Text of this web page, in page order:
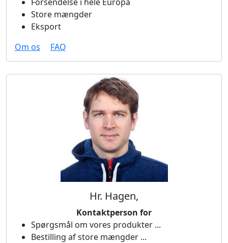
Store mængder
Eksport
Om os
FAQ
Hr. Hagen,
Kontaktperson for
Spørgsmål om vores produkter ...
Bestilling af store mængder ...